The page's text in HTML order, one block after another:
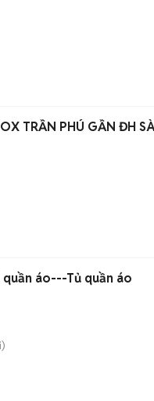
TRẦN PHÚ GẦN ĐH
áo---Tủ quần áo